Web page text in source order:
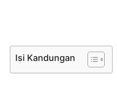
Isi Kandungan